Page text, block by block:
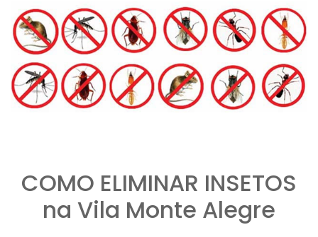
COMO ELIMINAR INSETOS
na Vila Monte Alegre